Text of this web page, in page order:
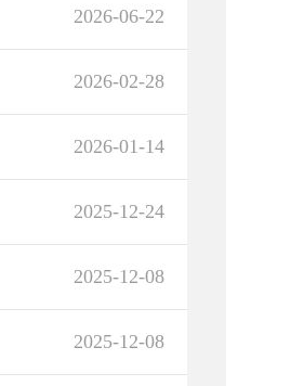
2026-06-22
2026-02-28
2026-01-14
2025-12-24
2025-12-08
2025-12-08